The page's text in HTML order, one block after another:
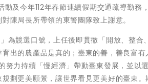
及今年112年春節連續假期交通疏導勤務
陳局長所帶領的東警團隊致上謝意。
為競選口號，上任後即貫徹「開放、整合
出的農產品是真的；臺東的善，善良富
力持續「慢經濟」帶動臺東發展，並以
劃更美願景，讓世界看見更美好的臺東。